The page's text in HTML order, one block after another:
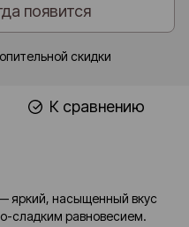
появится
скидки
К сравнению
яркий, насыщенный вкус
сладким равновесием.